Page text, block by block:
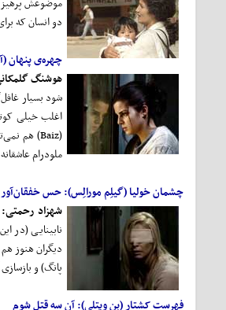
دو انسان که
چهره‌ی پنهان
هوشنگ
اغلب خیلی
(Baiz) هم نمی‌توانیم مطمئن باشیم. فیلم از حیث حال‌وهوا و روایت، پر از چرخش و غافل‌گیری است. در ده دقیقه‌ی آغاز به نظر می‌رسد
ملودرام
چشمان خولیا (گیلِم مورالِس): حس خفقان‌آور
شهزاد رحمتی:
نابینایی (در
دیگران هنوز
پانگ) و
فهرست کشتار (بن ویتلی): آن سه قتل شوم